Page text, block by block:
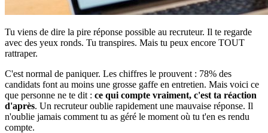
Tu viens de dire la pire réponse possible au recruteur. Il te regarde
avec des yeux ronds. Tu transpires. Mais tu peux encore TOUT
rattraper.
C'est normal de paniquer. Les chiffres le prouvent : 78% des
candidats font au moins une grosse gaffe en entretien. Mais voici ce
que personne ne te dit : ce qui compte vraiment, c'est ta réaction
d'après. Un recruteur oublie rapidement une mauvaise réponse. Il
n'oublie jamais comment tu as géré le moment où tu t'en es rendu
compte.